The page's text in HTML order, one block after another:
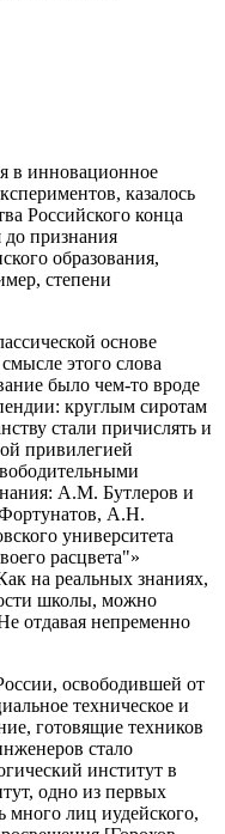
в инновационное
казалось
Российского конца
до признания
образования,
степени
основе
этого слова
было чем-то вроде
круглым сиротам
стали причислять и
привилегией
А.М. Бутлеров и
А.Н.
университета
расцвета"»
на реальных знаниях,
школы, можно
отдавая непременно
освободившей от
техническое и
готовящие техников
стало
институт в
одно из первых
много лиц иудейского,